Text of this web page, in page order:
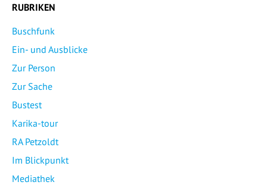
RUBRIKEN
Buschfunk
Ein- und Ausblicke
Zur Person
Zur Sache
Bustest
Karika-tour
RA Petzoldt
Im Blickpunkt
Mediathek